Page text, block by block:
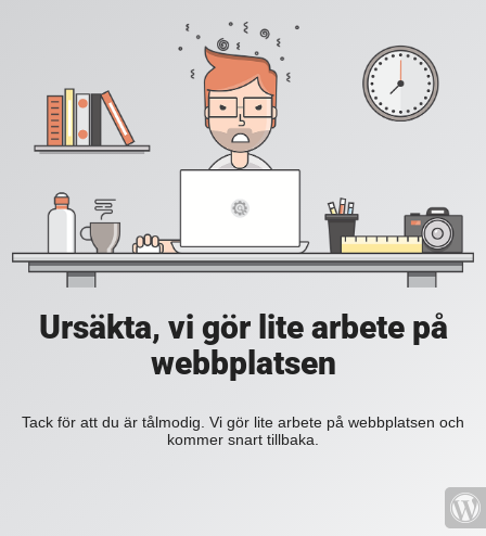
Ursäkta, vi gör lite arbete på
webbplatsen
Tack för att du är tålmodig. Vi gör lite arbete på webbplatsen och
kommer snart tillbaka.